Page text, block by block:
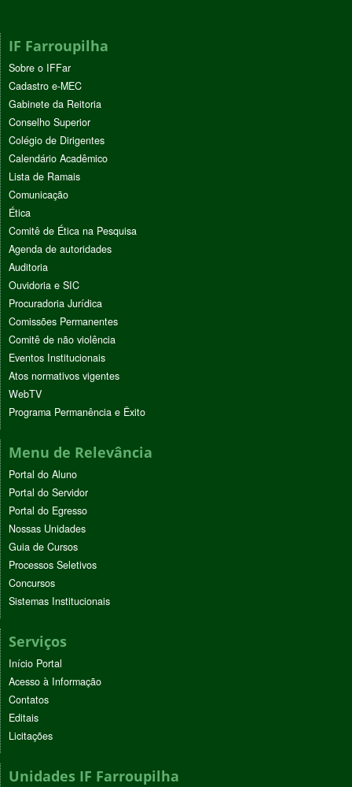
IF Farroupilha
Sobre o IFFar
Cadastro e-MEC
Gabinete da Reitoria
Conselho Superior
Colégio de Dirigentes
Calendário Acadêmico
Lista de Ramais
Comunicação
Ética
Comitê de Ética na Pesquisa
Agenda de autoridades
Auditoria
Ouvidoria e SIC
Procuradoria Jurídica
Comissões Permanentes
Comitê de não violência
Eventos Institucionais
Atos normativos vigentes
WebTV
Programa Permanência e Êxito
Menu de Relevância
Portal do Aluno
Portal do Servidor
Portal do Egresso
Nossas Unidades
Guia de Cursos
Processos Seletivos
Concursos
Sistemas Institucionais
Serviços
Início Portal
Acesso à Informação
Contatos
Editais
Licitações
Unidades IF Farroupilha